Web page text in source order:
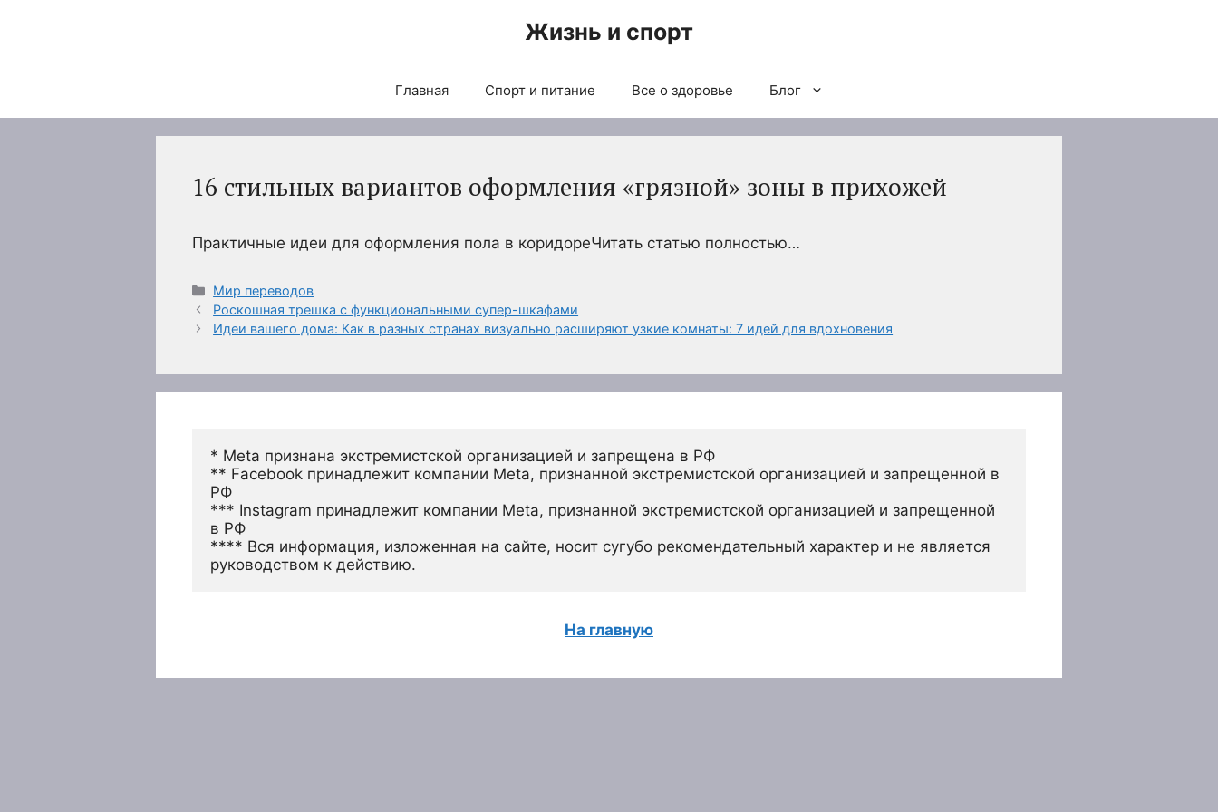
Жизнь и спорт
Главная Спорт и питание Все о здоровье Блог
16 стильных вариантов оформления «грязной» зоны в прихожей
Практичные идеи для оформления пола в коридореЧитать статью полностью…
Рубрики
Мир переводов
Роскошная трешка с функциональными супер-шкафами
Идеи вашего дома: Как в разных странах визуально расширяют узкие комнаты: 7 идей для вдохновения
* Meta признана экстремистской организацией и запрещена в РФ
** Facebook принадлежит компании Meta, признанной экстремистской организацией и запрещенной в
РФ
*** Instagram принадлежит компании Meta, признанной экстремистской организацией и запрещенной
в РФ
**** Вся информация, изложенная на сайте, носит сугубо рекомендательный характер и не является
руководством к действию.
На главную